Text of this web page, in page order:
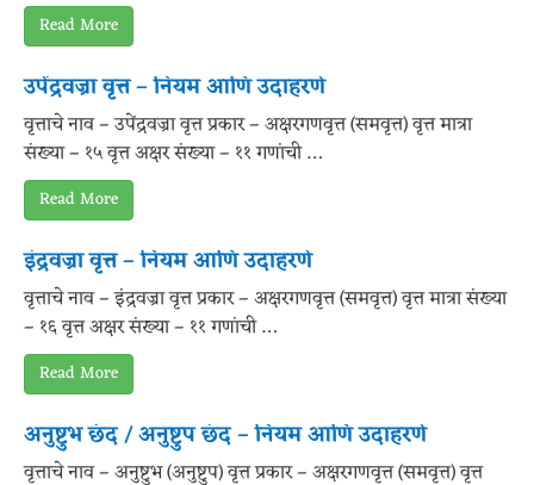
Read More
उपेंद्रवज्रा वृत्त – नियम आणि उदाहरणे
वृत्ताचे नाव – उपेंद्रवज्रा वृत्त प्रकार – अक्षरगणवृत्त (समवृत्त) वृत्त मात्रा
संख्या – १५ वृत्त अक्षर संख्या – ११ गणांची …
Read More
इंद्रवज्रा वृत्त – नियम आणि उदाहरणे
वृत्ताचे नाव – इंद्रवज्रा वृत्त प्रकार – अक्षरगणवृत्त (समवृत्त) वृत्त मात्रा संख्या
– १६ वृत्त अक्षर संख्या – ११ गणांची …
Read More
अनुष्टुभ छंद / अनुष्टुप छंद – नियम आणि उदाहरणे
वृत्ताचे नाव – अनुष्टुभ (अनुष्टुप) वृत्त प्रकार – अक्षरगणवृत्त (समवृत्त) वृत्त